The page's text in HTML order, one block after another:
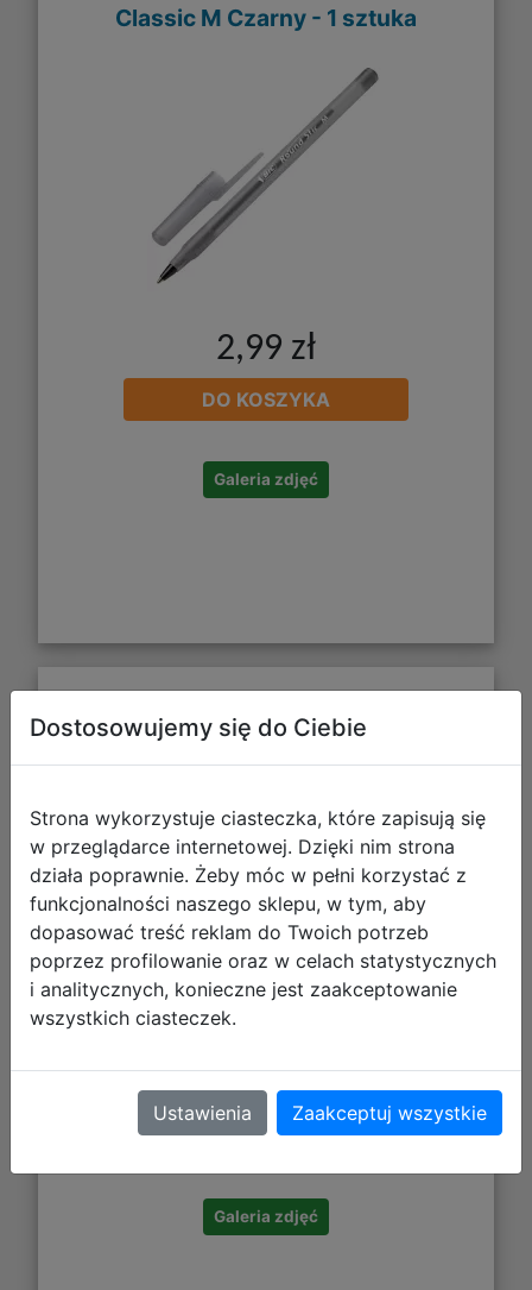
Classic M Czarny - 1 sztuka
2,99 zł
DO KOSZYKA
Galeria zdjęć
STARPAK Taśma Dwustronna
3,67 zł
DO KOSZYKA
Galeria zdjęć
Dostosowujemy się do Ciebie
Strona wykorzystuje ciasteczka, które zapisują się
w przeglądarce internetowej. Dzięki nim strona
działa poprawnie. Żeby móc w pełni korzystać z
funkcjonalności naszego sklepu, w tym, aby
dopasować treść reklam do Twoich potrzeb
poprzez profilowanie oraz w celach statystycznych
i analitycznych, konieczne jest zaakceptowanie
wszystkich ciasteczek.
Ustawienia Zaakceptuj wszystkie